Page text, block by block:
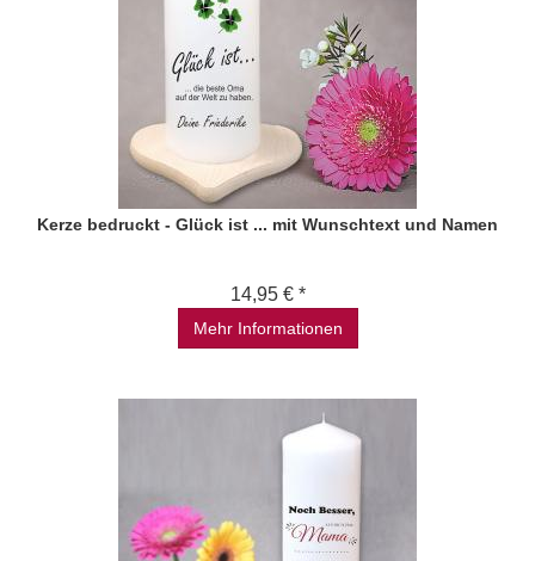
Kerze bedruckt - Glück ist ... mit Wunschtext und Namen
14,95 € *
Mehr Informationen